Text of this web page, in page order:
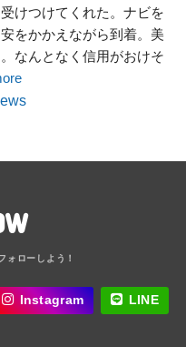
けつけてくれた。ナビを
をかかえながら到着。美
なんとなく信用がおけそ
Instagram LINE